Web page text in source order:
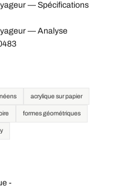
— Spécifications
— Analyse
acrylique sur papier
formes géométriques
-